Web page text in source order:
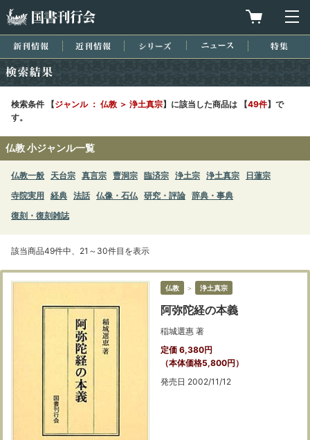
買物カゴを
新刊情報 近刊情報 シリーズ ニュース
検索条件 【ジャンル ： 仏教 ＞ 浄土真宗】に該当した商品は 【49件】で
す。
仏教 小ジャンル一覧
仏教一般 天台宗 真言宗 曹洞宗 臨済宗 浄土宗 浄土真宗
日蓮宗
寺院実用
経典 法話 仏像・石仏 研究・評論 辞典・事典
復刻・復刻雑誌
該当商品49件中、21～30件目を表示
仏教 ＞ 浄土真宗
阿弥陀経の本義
稲城選惠 著
定価 6,380円
（本体価格5,800円）
発売日 2002/11/12